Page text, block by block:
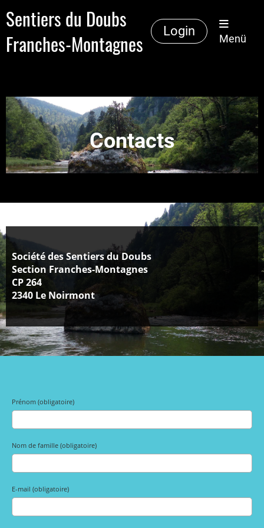
Sentiers du Doubs
Franches-Montagnes
Login
Menü
Contacts
Société des Sentiers du Doubs
Section Franches-Montagnes
CP 264
2340 Le Noirmont
Prénom (obligatoire)
Nom de famille (obligatoire)
E-mail (obligatoire)